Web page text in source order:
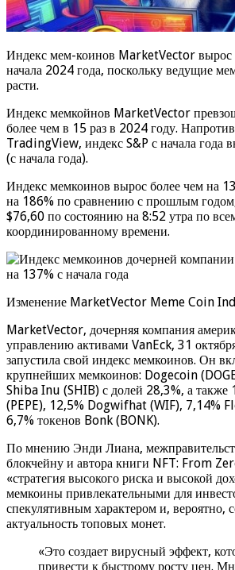
Индекс мем-коинов MarketVector вырос
начала 2024 года, поскольку ведущие
расти.
Индекс мемкойнов MarketVector
более чем в 15 раз в 2024 году.
TradingView, индекс S&P с начала года
(с начала года).
Индекс мемкоинов вырос более чем на
на 186% по сравнению с прошлым годом,
$76,60 по состоянию на 8:52 утра по
координированному времени.
Изменение MarketVector Meme Coin
MarketVector, дочерняя компания
управлению активами VanEck, 31
запустила свой индекс мемкоинов. Он
крупнейших мемкоинов: Dogecoin
Shiba Inu (SHIB) с долей 28,3%, а также
(PEPE), 12,5% Dogwifhat (WIF), 7,14%
6,7% токенов Bonk (BONK).
По мнению Энди Лиана,
блокчейну и автора книги NFT: From
«стратегия высокого риска и высокой
мемкоины привлекательными для
спекулятивным характером и, вероятно,
актуальность топовых монет.
«Это создает вирусный эффект,
привести к быстрому росту цен.